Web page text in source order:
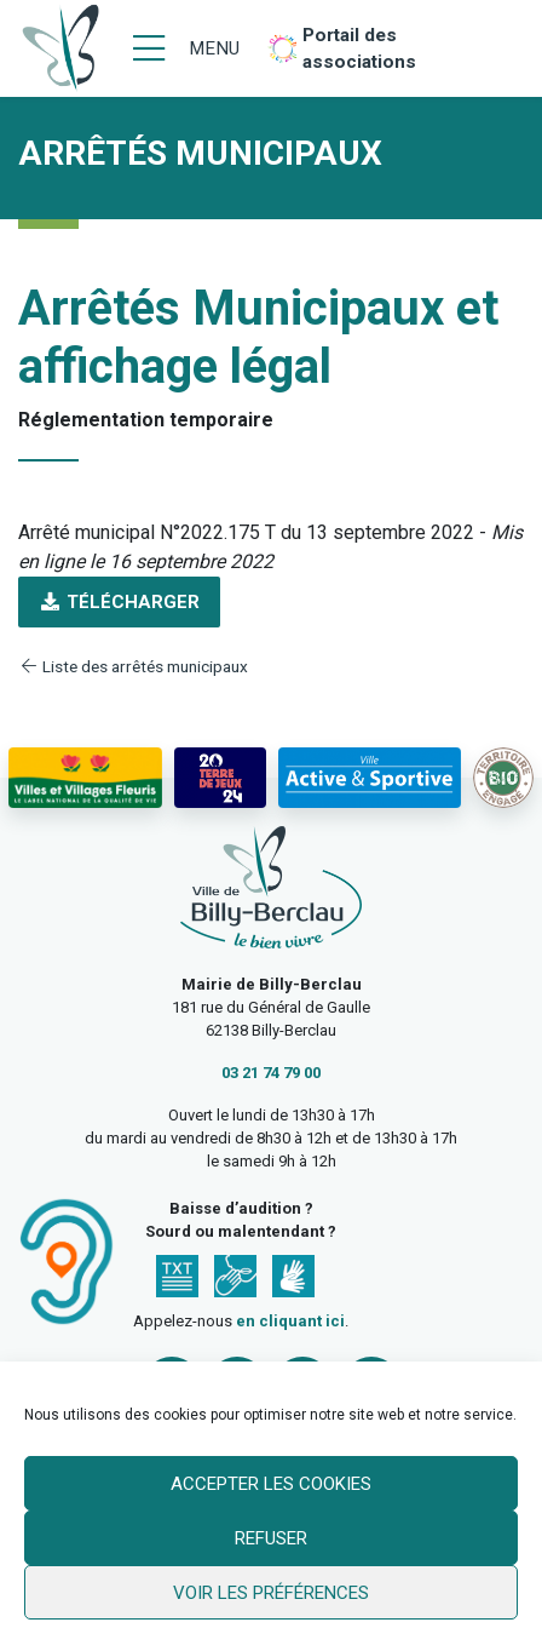
Nous utilisons des cookies pour optimiser notre site web et notre service.
ACCEPTER LES COOKIES
REFUSER
VOIR LES PRÉFÉRENCES
MENU
Portail des
associations
ARRÊTÉS MUNICIPAUX
Arrêtés Municipaux et
affichage légal
Réglementation temporaire
Arrêté municipal N°2022.175 T du 13 septembre 2022 - Mis
en ligne le 16 septembre 2022
TÉLÉCHARGER
Liste des arrêtés municipaux
Mairie de Billy-Berclau
181 rue du Général de Gaulle
62138 Billy-Berclau
03 21 74 79 00
Ouvert le lundi de 13h30 à 17h
du mardi au vendredi de 8h30 à 12h et de 13h30 à 17h
le samedi 9h à 12h
Baisse d’audition ?
Sourd ou malentendant ?
Appelez-nous en cliquant ici.
© 2026 Ville de Billy Berclau —neoweb.fr